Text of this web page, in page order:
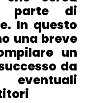
parte di
In questo
una breve
un
da